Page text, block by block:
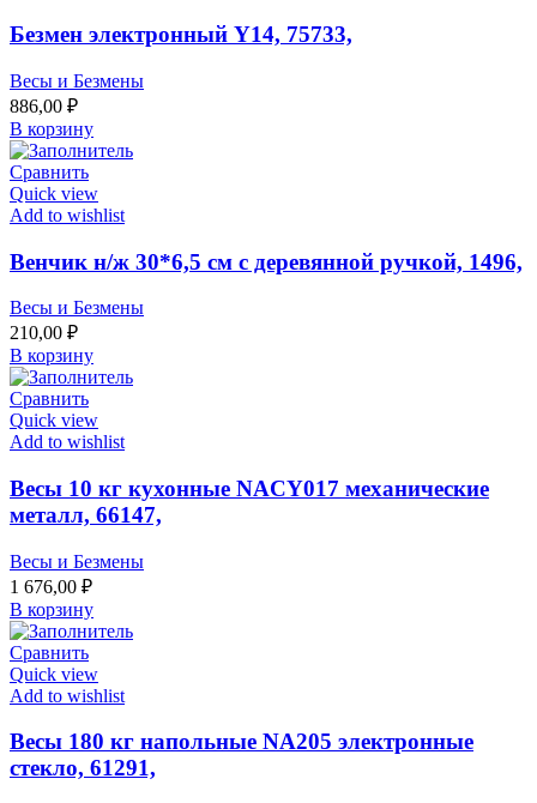
Безмен электронный Y14, 75733,
Весы и Безмены
886,00 ₽
В корзину
Сравнить
Quick view
Add to wishlist
Венчик н/ж 30*6,5 см с деревянной ручкой, 1496,
Весы и Безмены
210,00 ₽
В корзину
Сравнить
Quick view
Add to wishlist
Весы 10 кг кухонные NACY017 механические
металл, 66147,
Весы и Безмены
1 676,00 ₽
В корзину
Сравнить
Quick view
Add to wishlist
Весы 180 кг напольные NA205 электронные
стекло, 61291,